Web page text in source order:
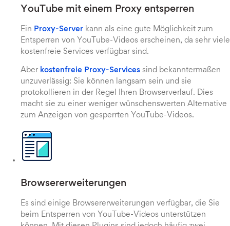
YouTube mit einem Proxy entsperren
Ein Proxy-Server kann als eine gute Möglichkeit zum
Entsperren von YouTube-Videos erscheinen, da sehr viele
kostenfreie Services verfügbar sind.
Aber kostenfreie Proxy-Services sind bekanntermaßen
unzuverlässig: Sie können langsam sein und sie
protokollieren in der Regel Ihren Browserverlauf. Dies
macht sie zu einer weniger wünschenswerten Alternative
zum Anzeigen von gesperrten YouTube-Videos.
Browsererweiterungen
Es sind einige Browsererweiterungen verfügbar, die Sie
beim Entsperren von YouTube-Videos unterstützen